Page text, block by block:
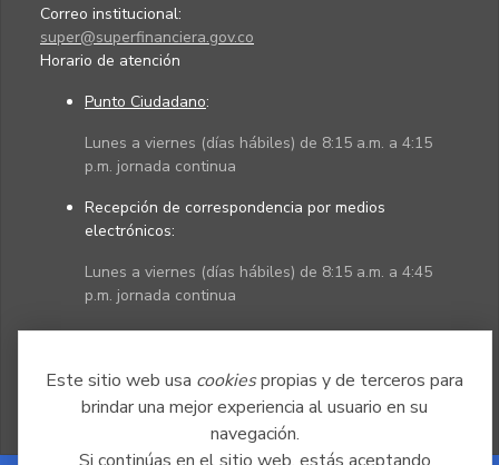
Este sitio web usa cookiespropias y de terceros para
brindar una mejor experiencia al usuario en su
navegación.
Correo institucional:
super@superfinanciera.gov.co
Horario de atención
Punto Ciudadano:
Lunes a viernes (días hábiles) de 8:15 a.m. a 4:15
p.m. jornada continua
Recepción de correspondencia por medios
electrónicos:
Lunes a viernes (días hábiles) de 8:15 a.m. a 4:45
p.m. jornada continua